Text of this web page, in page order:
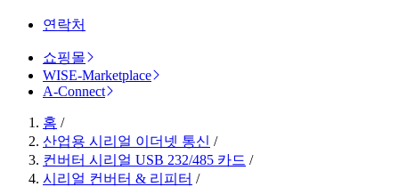
연락처
쇼핑몰
WISE-Marketplace
A-Connect
홈 /
산업용 시리얼 이더넷 통신 /
컨버터 시리얼 USB 232/485 카드 /
시리얼 컨버터 & 리피터 /